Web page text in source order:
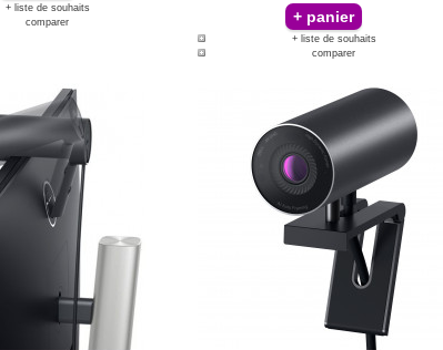
+ liste de souhaits
comparer
+ liste de souhaits
comparer